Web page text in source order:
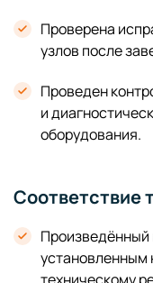
Проверена
узлов после
Проведен
и
оборудования.
Соответствие
Произведённый
установленным